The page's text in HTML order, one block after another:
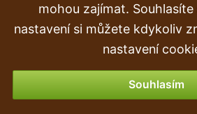
Objednávka
mohou zajímat. Souhlasíte
nastavení si můžete kdykoliv
nastavení
Souhlasím